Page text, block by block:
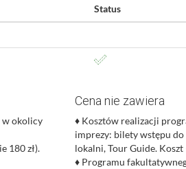
Status
w okolicy
180 zł).
Cena nie zawiera
♦ Kosztów realizacji
imprezy: bilety wstępu
lokalni, Tour Guide. Koszt
♦ Programu